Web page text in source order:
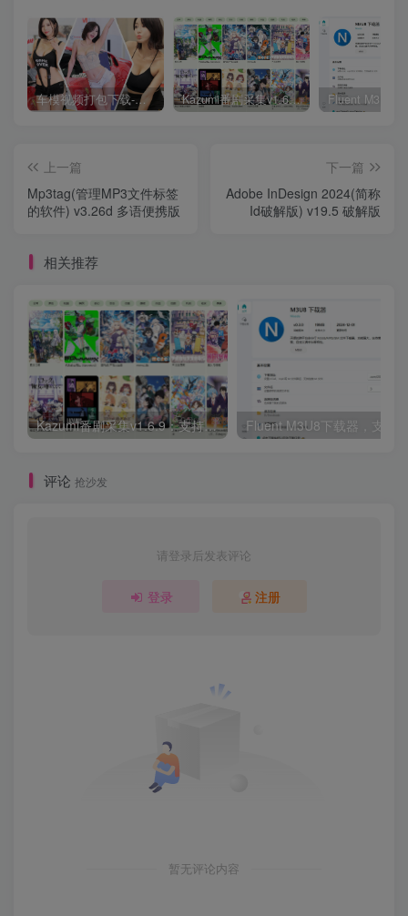
车模视频打包下载-高清无水印版 Kazumi番剧采集v1.6.9：支持自定义规则+在线观看+弹幕，跨平台下载
上一篇
Mp3tag(管理MP3文件标签
的软件) v3.26d 多语便携版
下一篇
Adobe InDesign 2024(简称
Id破解版) v19.5 破解版
相关推荐
Kazumi番剧采集v1.6.9：支持自定义规则+在线观看+弹幕，跨平台下载 Fluent M3U8下载器，支持
评论 抢沙发
请登录后发表评论
登录 注册
暂无评论内容